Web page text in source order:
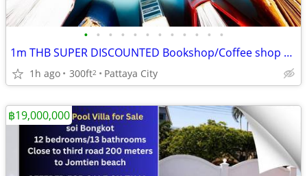
• • • • • • • • • • • •
1m THB SUPER DISCOUNTED Bookshop/Coffee shop Take Over
1h ago 300ft2 Pattaya City
฿19,000,000